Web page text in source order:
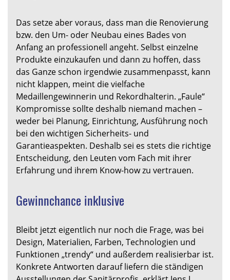
Das setze aber voraus, dass man die Renovierung
bzw. den Um- oder Neubau eines Bades von
Anfang an professionell angeht. Selbst einzelne
Produkte einzukaufen und dann zu hoffen, dass
das Ganze schon irgendwie zusammenpasst, kann
nicht klappen, meint die vielfache
Medaillengewinnerin und Rekordhalterin. „Faule“
Kompromisse sollte deshalb niemand machen –
weder bei Planung, Einrichtung, Ausführung noch
bei den wichtigen Sicherheits- und
Garantieaspekten. Deshalb sei es stets die richtige
Entscheidung, den Leuten vom Fach mit ihrer
Erfahrung und ihrem Know-how zu vertrauen.
Gewinnchance inklusive
Bleibt jetzt eigentlich nur noch die Frage, was bei
Design, Materialien, Farben, Technologien und
Funktionen „trendy“ und außerdem realisierbar ist.
Konkrete Antworten darauf liefern die ständigen